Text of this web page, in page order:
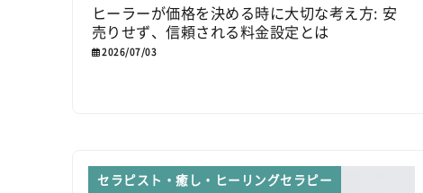
ヒーラーが価格を決める時に大切な考え方: 安
売りせず、信頼される料金設定とは
2026/07/03
セラピスト・癒し・ヒーリングセラピー